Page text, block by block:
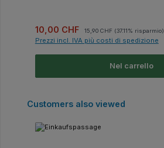
Prezzo di vendita:
10,00 CHF 15,90 CHF (37.11% risparmio)
Prezzi incl. IVA più costi di spedizione
Nel carrello
Salta la galleria dei prodotti
Customers also viewed